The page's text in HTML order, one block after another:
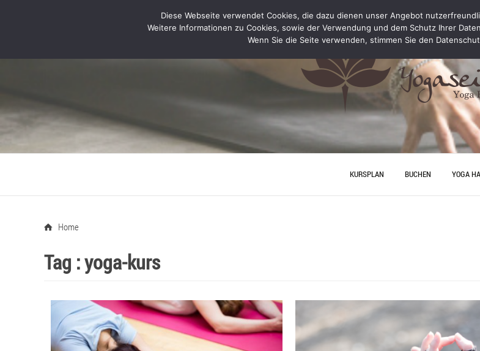
KURSPLAN BUCHEN YOGA
Home
Tag :yoga-kurs
Diese Webseite verwendet Cookies, die dazu dienen unser Angebot
Weitere Informationen zu Cookies, sowie der Verwendung und dem Schutz Ihrer
Wenn Sie die Seite verwenden, stimmen Sie den